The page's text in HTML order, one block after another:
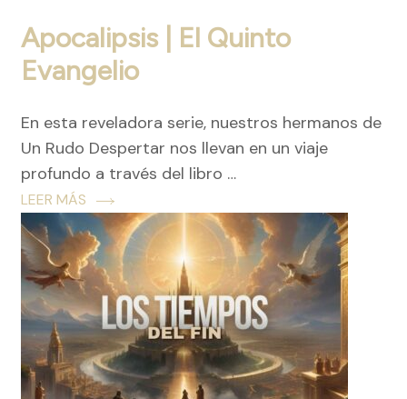
Apocalipsis | El Quinto
Evangelio
En esta reveladora serie, nuestros hermanos de
Un Rudo Despertar nos llevan en un viaje
profundo a través del libro …
LEER MÁS